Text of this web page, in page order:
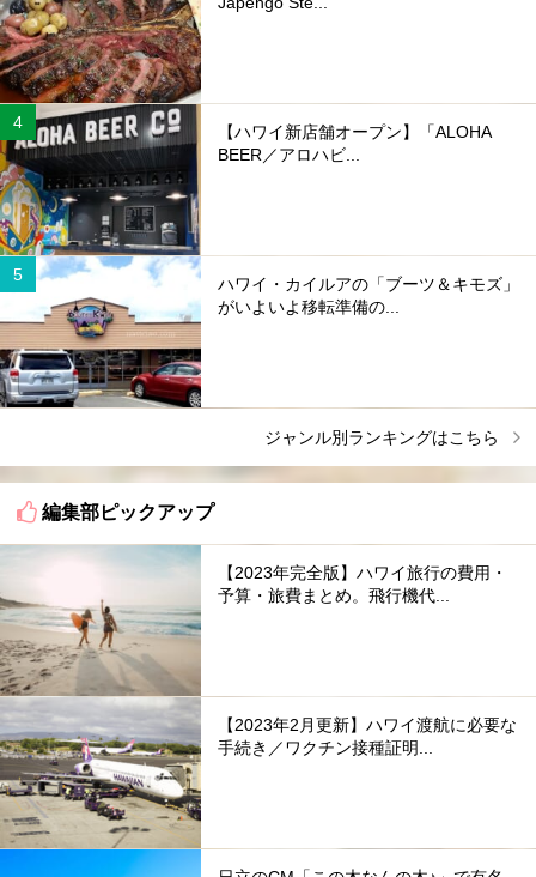
【ハワイ新店舗オープン】「ALOHA
BEER／アロハビ...
ハワイ・カイルアの「ブーツ＆キモズ」
がいよいよ移転準備の...
ジャンル別ランキングはこちら
編集部ピックアップ
【2023年完全版】ハワイ旅行の費用・
予算・旅費まとめ。飛行機代...
【2023年2月更新】ハワイ渡航に必要な
手続き／ワクチン接種証明...